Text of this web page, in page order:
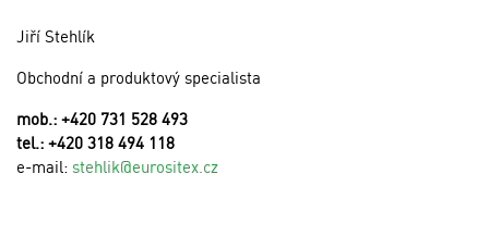
Jiří Stehlík
Obchodní a produktový specialista
mob.: +420 731 528 493
tel.: +420 318 494 118
e-mail: stehlik@eurositex.cz